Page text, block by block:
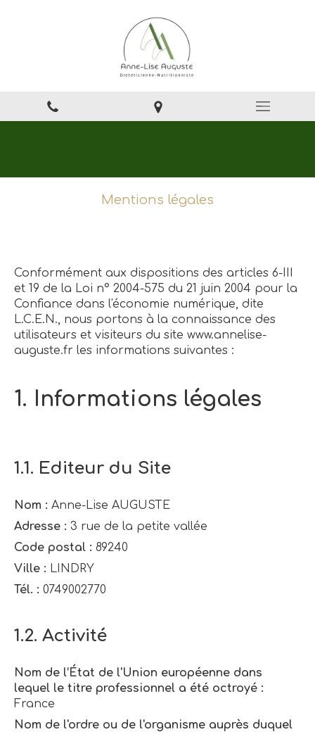
Mentions légales
Conformément aux dispositions des articles 6-III
et 19 de la Loi n° 2004-575 du 21 juin 2004 pour la
Confiance dans l'économie numérique, dite
L.C.E.N., nous portons à la connaissance des
utilisateurs et visiteurs du site www.annelise-
auguste.fr les informations suivantes :
1. Informations légales
1.1. Editeur du Site
Nom : Anne-Lise AUGUSTE
Adresse : 3 rue de la petite vallée
Code postal : 89240
Ville : LINDRY
Tél. : 0749002770
1.2. Activité
Nom de l’État de l'Union européenne dans
lequel le titre professionnel a été octroyé :
France
Nom de l'ordre ou de l'organisme auprès duquel